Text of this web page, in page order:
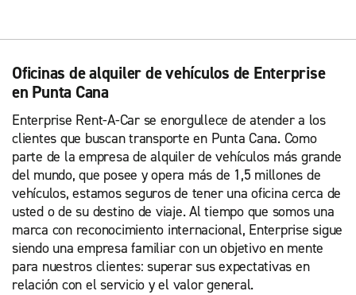
Oficinas de alquiler de vehículos de Enterprise
en Punta Cana
Enterprise Rent-A-Car se enorgullece de atender a los
clientes que buscan transporte en Punta Cana. Como
parte de la empresa de alquiler de vehículos más grande
del mundo, que posee y opera más de 1,5 millones de
vehículos, estamos seguros de tener una oficina cerca de
usted o de su destino de viaje. Al tiempo que somos una
marca con reconocimiento internacional, Enterprise sigue
siendo una empresa familiar con un objetivo en mente
para nuestros clientes: superar sus expectativas en
relación con el servicio y el valor general.